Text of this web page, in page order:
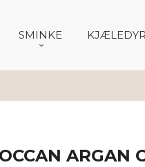
SMINKE KJÆLEDYR
ARGAN